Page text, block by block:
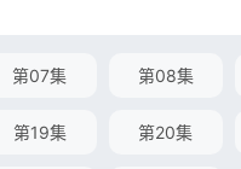
第07集 第08集
第19集 第20集